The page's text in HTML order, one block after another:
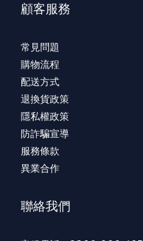
顧客服務
常見問題
購物流程
配送方式
退換貨政策
隱私權政策
防詐騙宣導
服務條款
異業合作
聯絡我們